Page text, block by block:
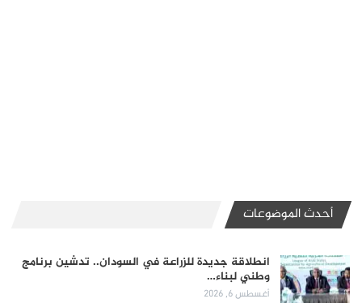
أحدث الموضوعات
انطلاقة جديدة للزراعة في السودان.. تدشين برنامج
وطني لبناء…
أغسطس 6, 2026